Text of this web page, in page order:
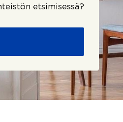
etsimisessä?